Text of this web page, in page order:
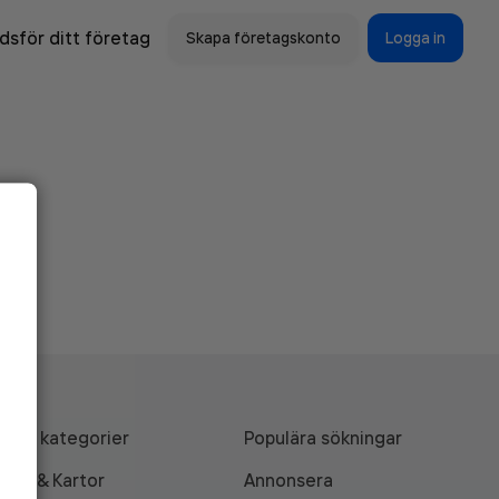
ditt företag Skapa företagskonto Logga in
Alla kategorier
Populära sökningar
API & Kartor
Annonsera